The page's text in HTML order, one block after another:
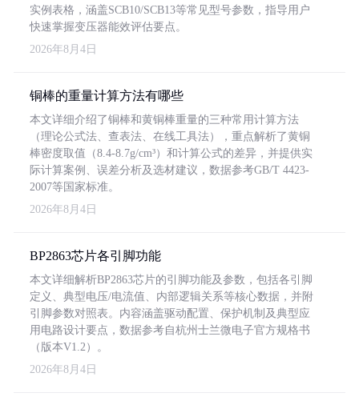
实例表格，涵盖SCB10/SCB13等常见型号参数，指导用户
快速掌握变压器能效评估要点。
2026年8月4日
铜棒的重量计算方法有哪些
本文详细介绍了铜棒和黄铜棒重量的三种常用计算方法
（理论公式法、查表法、在线工具法），重点解析了黄铜
棒密度取值（8.4-8.7g/cm³）和计算公式的差异，并提供实
际计算案例、误差分析及选材建议，数据参考GB/T 4423-
2007等国家标准。
2026年8月4日
BP2863芯片各引脚功能
本文详细解析BP2863芯片的引脚功能及参数，包括各引脚
定义、典型电压/电流值、内部逻辑关系等核心数据，并附
引脚参数对照表。内容涵盖驱动配置、保护机制及典型应
用电路设计要点，数据参考自杭州士兰微电子官方规格书
（版本V1.2）。
2026年8月4日